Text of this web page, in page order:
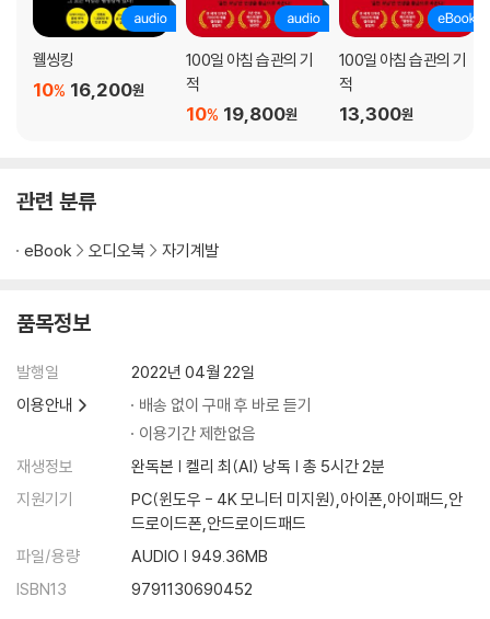
웰씽킹
16,200원
10%
100일 아침 습관의 기
적
19,800원
10%
100일 아침 습관의 기
적
13,300원
관련 분류
eBook 오디오북 자기계발
품목정보
발행일
2022년 04월 22일
이용안내
배송 없이 구매 후 바로 듣기
이용기간 제한없음
재생정보
완독본 | 켈리 최(AI) 낭독 | 총 5시간 2분
지원기기
PC(윈도우 - 4K 모니터 미지원),아이폰,아이패드,안
드로이드폰,안드로이드패드
파일/용량
AUDIO | 949.36MB
ISBN13
9791130690452